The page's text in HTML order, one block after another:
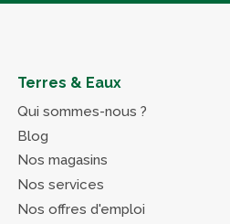
Terres & Eaux
Qui sommes-nous ?
Blog
Nos magasins
Nos services
Nos offres d'emploi